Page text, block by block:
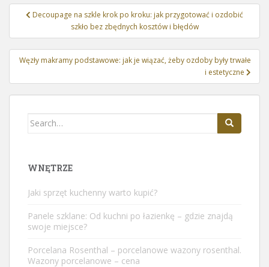
Nawigacja
Decoupage na szkle krok po kroku: jak przygotować i ozdobić
szkło bez zbędnych kosztów i błędów
Węzły makramy podstawowe: jak je wiązać, żeby ozdoby były trwałe
i estetyczne
Search
WNĘTRZE
Jaki sprzęt kuchenny warto kupić?
Panele szklane: Od kuchni po łazienkę – gdzie znajdą
swoje miejsce?
Porcelana Rosenthal – porcelanowe wazony rosenthal.
Wazony porcelanowe – cena